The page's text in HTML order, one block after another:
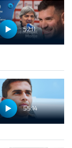
52:11
55:14